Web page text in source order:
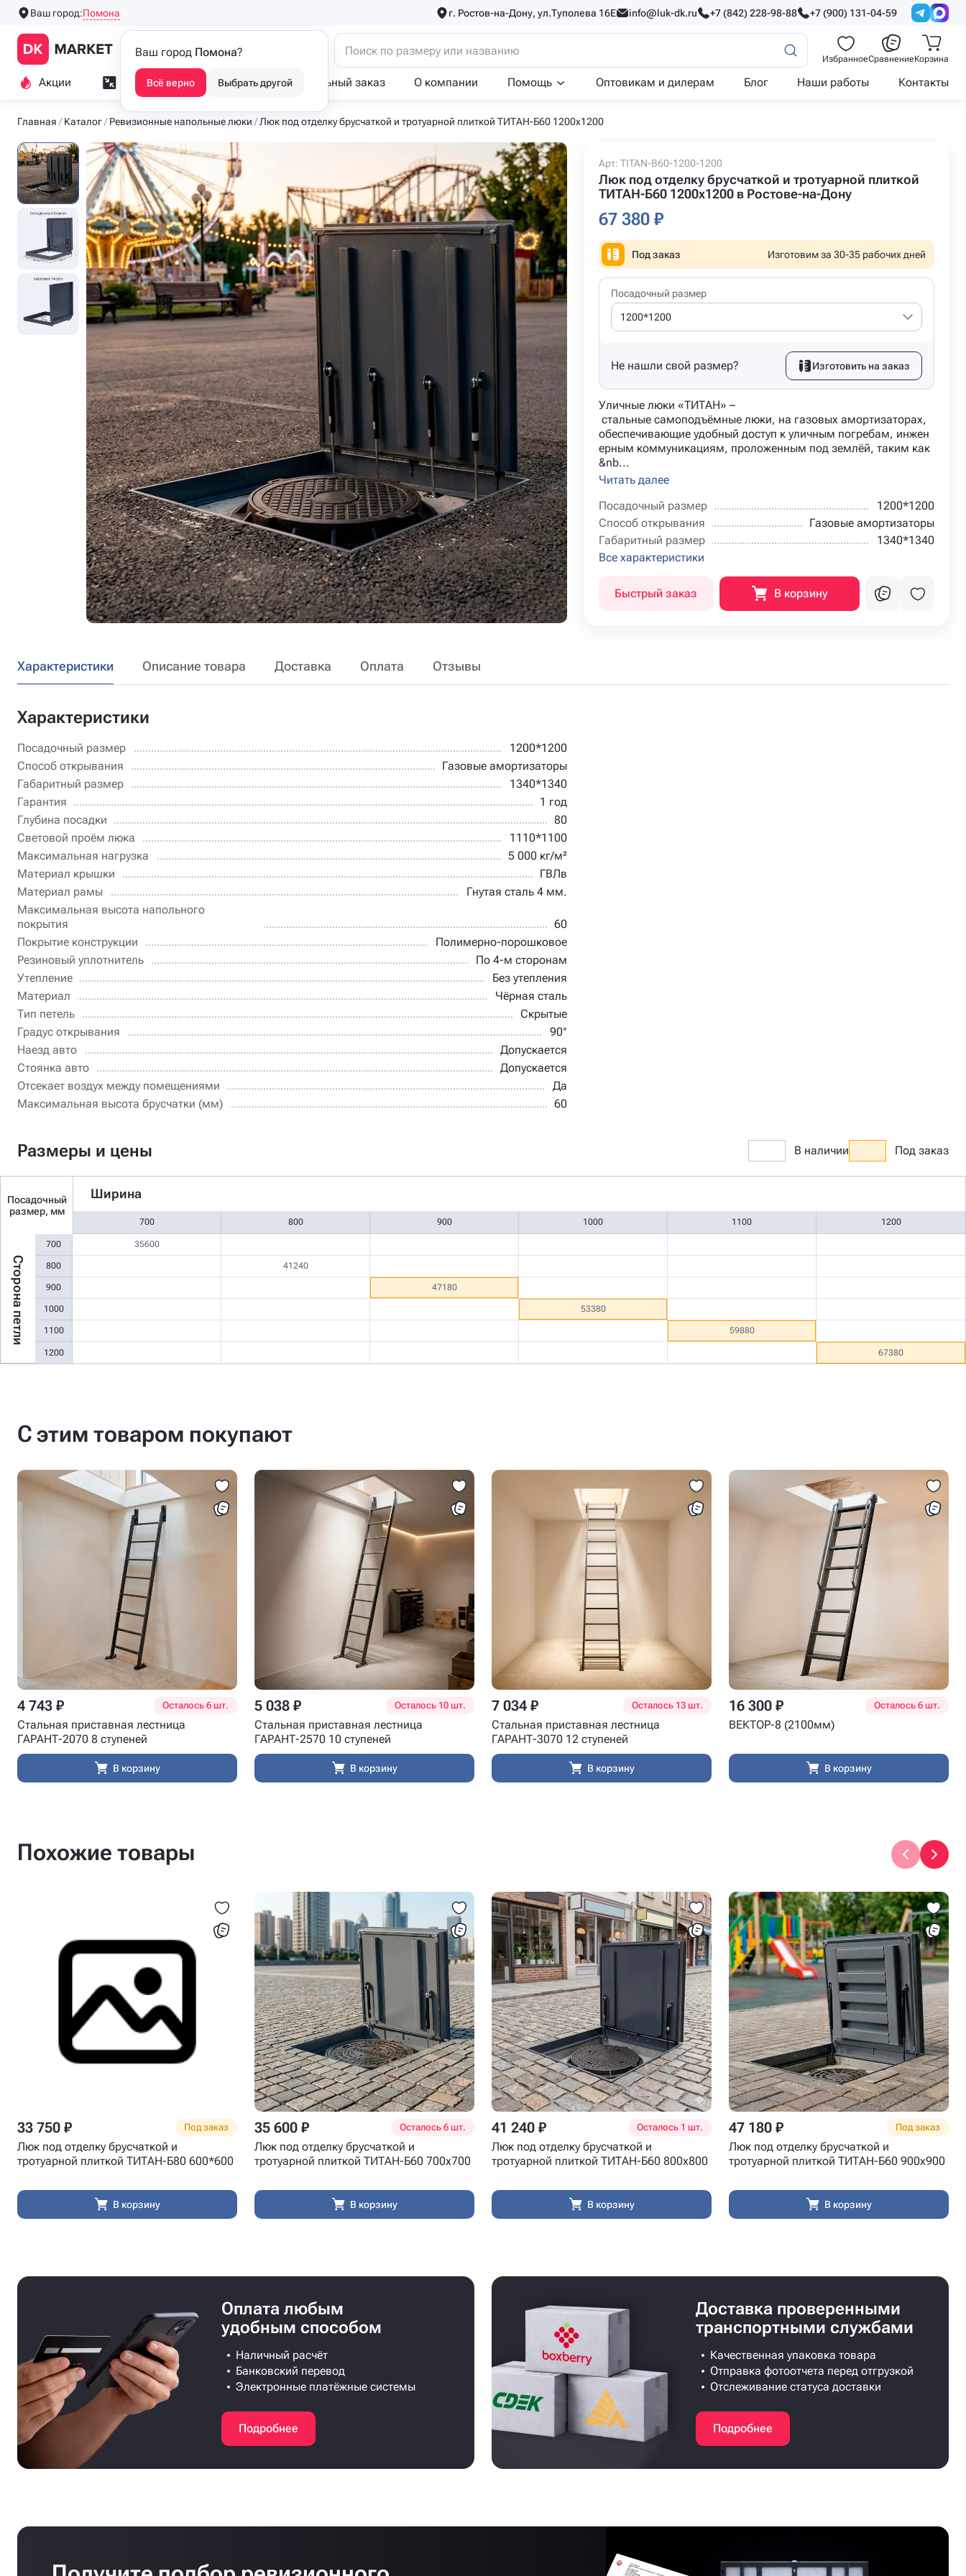
Ваш город:Помона г. Ростов-на-Дону, ул.Туполева 16Е info@luk-dk.ru +7 (842) 228-98-88 +7 (900) 131-04-59
люки с 2016 года
ИзбранноеСравнениеКорзина
Акции Замер и монтаж Индивидуальный заказ О компании Помощь Оптовикам и дилерам Блог Наши работы Контакты
Главная Каталог Ревизионные напольные люки Люк под отделку брусчаткой и тротуарной плиткой ТИТАН-Б60 1200x1200
Арт: TITAN-B60-1200-1200
Люк под отделку брусчаткой и тротуарной плиткой
ТИТАН-Б60 1200x1200 в Ростове-на-Дону
67 380 ₽
Под заказ Изготовим за 30-35 рабочих дней
Посадочный размер
1200*1200
Не нашли свой размер? Изготовить на заказ
Уличные люки «ТИТАН» –
стальные самоподъёмные люки, на газовых амортизаторах,
обеспечивающие удобный доступ к уличным погребам, инжен
ерным коммуникациям, проложенным под землёй, таким как
&nb...
Читать далее
Посадочный размер
1200*1200
Способ открывания
Газовые амортизаторы
Габаритный размер
1340*1340
Все характеристики
Быстрый заказ В корзину
Характеристики Описание товара Доставка Оплата Отзывы
Характеристики
Посадочный размер
1200*1200
Способ открывания
Газовые амортизаторы
Габаритный размер
1340*1340
Гарантия
1 год
Глубина посадки
80
Световой проём люка
1110*1100
Максимальная нагрузка
5 000 кг/м²
Материал крышки
ГВЛв
Материал рамы
Гнутая сталь 4 мм.
Максимальная высота напольного
покрытия
60
Покрытие конструкции
Полимерно-порошковое
Резиновый уплотнитель
По 4-м сторонам
Утепление
Без утепления
Материал
Чёрная сталь
Тип петель
Скрытые
Градус открывания
90°
Наезд авто
Допускается
Стоянка авто
Допускается
Отсекает воздух между помещениями
Да
Максимальная высота брусчатки (мм)
60
Размеры и цены В наличии Под заказ
Посадочный
размер, мм
Ширина
700 800 900 1000 1100 1200
Сторона петли
700
800
900
1000
1100
1200
35600
41240
47180
53380
59880
67380
С этим товаром покупают
4 743 ₽ Осталось 6 шт.
Стальная приставная лестница
ГАРАНТ-2070 8 ступеней
В корзину
5 038 ₽ Осталось 10 шт.
Стальная приставная лестница
ГАРАНТ-2570 10 ступеней
В корзину
7 034 ₽ Осталось 13 шт.
Стальная приставная лестница
ГАРАНТ-3070 12 ступеней
В корзину
16 300 ₽ Осталось 6 шт.
ВЕКТОР-8 (2100мм)
В корзину
Похожие товары
33 750 ₽ Под заказ
Люк под отделку брусчаткой и
тротуарной плиткой ТИТАН-Б80 600*600
В корзину
35 600 ₽ Осталось 6 шт.
Люк под отделку брусчаткой и
тротуарной плиткой ТИТАН-Б60 700x700
В корзину
41 240 ₽ Осталось 1 шт.
Люк под отделку брусчаткой и
тротуарной плиткой ТИТАН-Б60 800x800
В корзину
47 180 ₽ Под заказ
Люк под отделку брусчаткой и
тротуарной плиткой ТИТАН-Б60 900x900
В корзину
Оплата любым
удобным способом
Наличный расчёт
Банковский перевод
Электронные платёжные системы
Подробнее
Доставка проверенными
транспортными службами
Качественная упаковка товара
Отправка фотоотчета перед отгрузкой
Отслеживание статуса доставки
Подробнее
Ваш город Помона?
Всё верно Выбрать другой